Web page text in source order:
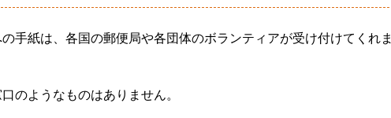
手紙は、各国の郵便局や各団体のボランティアが受け付けてくれま
のようなものはありません。